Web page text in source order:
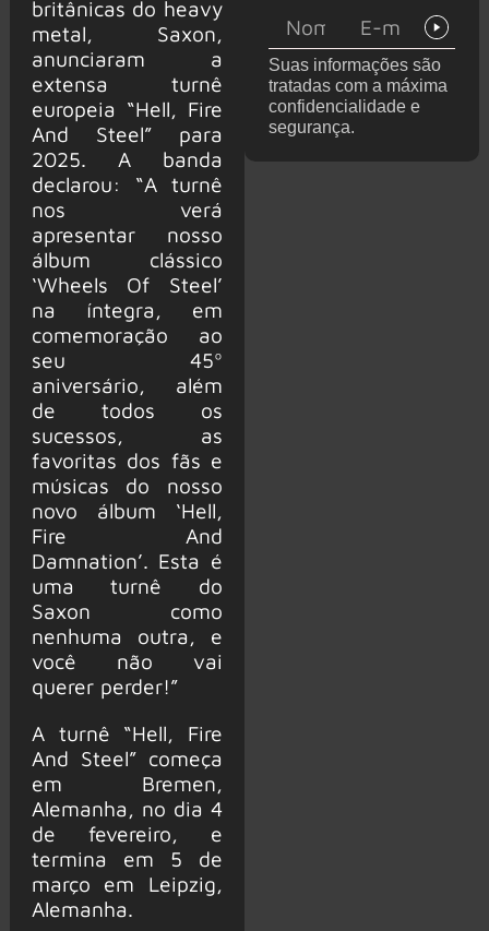
britânicas do heavy
metal, Saxon,
anunciaram a
extensa turnê
europeia “Hell, Fire
And Steel” para
2025. A banda
declarou: “A turnê
nos verá
apresentar nosso
álbum clássico
‘Wheels Of Steel’
na íntegra, em
comemoração ao
seu 45º
aniversário, além
de todos os
sucessos, as
favoritas dos fãs e
músicas do nosso
novo álbum ‘Hell,
Fire And
Damnation’. Esta é
uma turnê do
Saxon como
nenhuma outra, e
você não vai
querer perder!”
A turnê “Hell, Fire
And Steel” começa
em Bremen,
Alemanha, no dia 4
de fevereiro, e
termina em 5 de
março em Leipzig,
Alemanha.
montagem
acelerada
e line-up
completo
confirmad
Suas informações são
tratadas com a máxima
confidencialidade e
segurança.